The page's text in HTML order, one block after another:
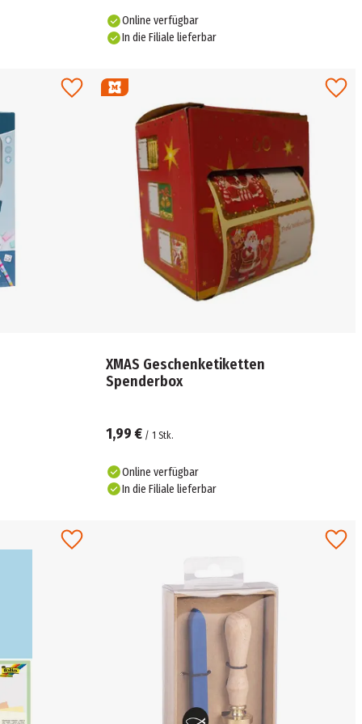
Online verfügbar
In die Filiale lieferbar
XMAS Geschenketiketten
Spenderbox
1,99 € / 1 Stk.
Online verfügbar
In die Filiale lieferbar